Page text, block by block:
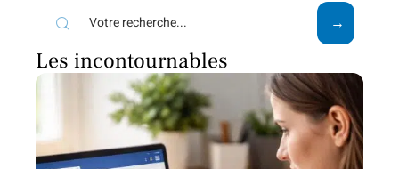
Les incontournables